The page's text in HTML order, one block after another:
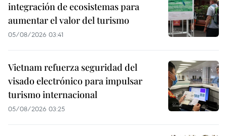
integración de ecosistemas para
aumentar el valor del turismo
05/08/2026 03:41
Vietnam refuerza seguridad del
visado electrónico para impulsar
turismo internacional
05/08/2026 03:25